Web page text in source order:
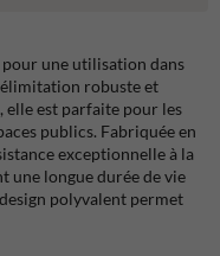
pour une utilisation dans
robuste et
elle est parfaite pour les
publics. Fabriquée en
exceptionnelle à la
une longue durée de vie
polyvalent permet